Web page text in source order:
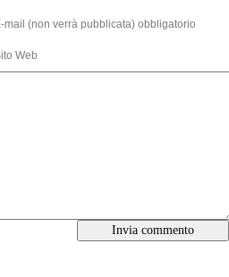
mail (non verrà pubblicata) obbligatorio
Web